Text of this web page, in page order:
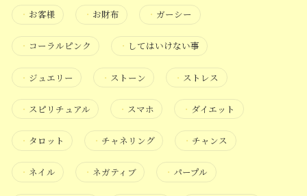
・ お客様 ・ お財布 ・ ガーシー
・ コーラルピンク ・ してはいけない事
・ ジュエリー ・ ストーン ・ ストレス
・ スピリチュアル ・ スマホ ・ ダイエット
・ タロット ・ チャネリング ・ チャンス
・ ネイル ・ ネガティブ ・ パープル